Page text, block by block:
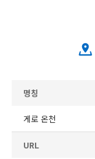
명칭
게로 온천
URL